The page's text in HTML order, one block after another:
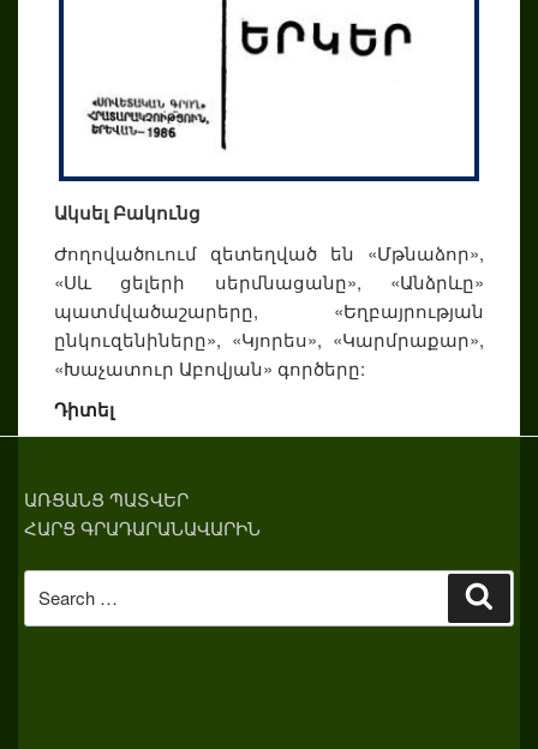
Ակսել Բակունց
Ժողովածուում զետեղված են «Մթնաձոր»,
«Սև ցելերի սերմնացանը», «Անձրևը»
պատմվածաշարերը, «Եղբայրության
ընկուզենիները», «Կյորես», «Կարմրաքար»,
«Խաչատուր Աբովյան» գործերը:
Դիտել
ԱՌՑԱՆՑ ՊԱՏՎԵՐ
ՀԱՐՑ ԳՐԱԴԱՐԱՆԱՎԱՐԻՆ
for: